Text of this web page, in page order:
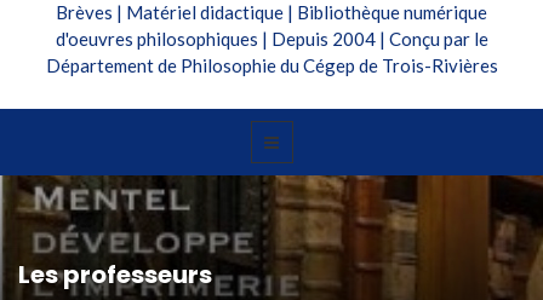
Brèves | Matériel didactique | Bibliothèque numérique
d'oeuvres philosophiques | Depuis 2004 | Conçu par le
Département de Philosophie du Cégep de Trois-Rivières
Les professeurs